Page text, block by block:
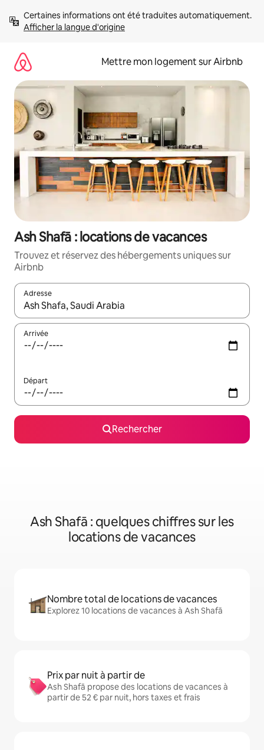
directement
Afficher la langue d'origine
Mettre mon logement sur Airbnb
Ash Shafā : locations de vacances
Trouvez et réservez des hébergements uniques sur
Airbnb
Adresse
Lorsque les résultats s'affichent, utilisez les flèches vers le
Arrivée
Départ
Rechercher
Ash Shafā : quelques chiffres sur les
locations de vacances
Nombre total de locations de vacances
Explorez 10 locations de vacances à Ash Shafā
Prix par nuit à partir de
Ash Shafā propose des locations de vacances à
partir de 52 € par nuit, hors taxes et frais